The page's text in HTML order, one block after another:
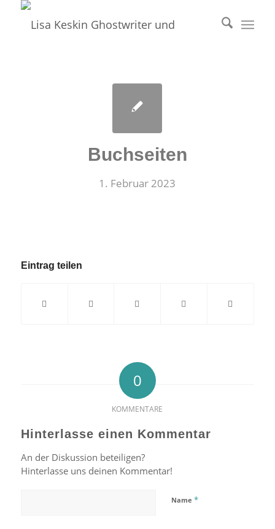
Buchseiten
1. Februar 2023
Eintrag teilen
0
KOMMENTARE
Hinterlasse einen Kommentar
An der Diskussion beteiligen?
Hinterlasse uns deinen Kommentar!
Name *